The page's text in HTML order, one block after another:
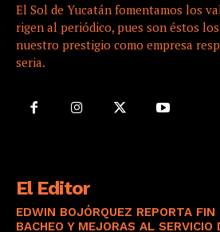
El Sol de Yucatán fomentamos los
rigen al periódico, pues son éstos
nuestro prestigio como empresa
seria.
El Editor
EDWIN BOJÓRQUEZ REPORTA
BACHEO Y MEJORAS AL SERVICIO